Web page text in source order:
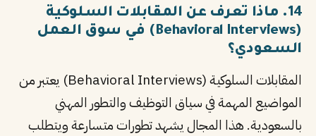
14. ماذا تعرف عن المقابلات السلوكية
(Behavioral Interviews) في سوق العمل
السعودي؟
المقابلات السلوكية (Behavioral Interviews) يعتبر من
المواضيع المهمة في سياق التوظيف والتطور المهني
بالسعودية. هذا المجال يشهد تطورات متسارعة ويتطلب